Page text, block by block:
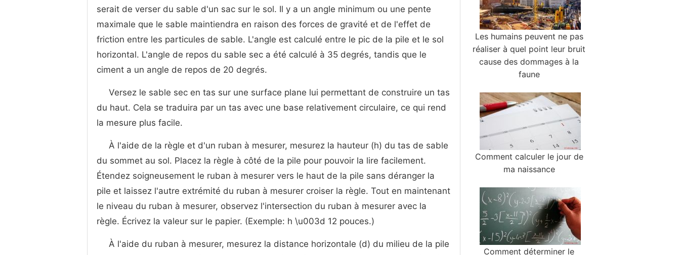
serait de verser du sable d'un sac sur le sol. Il y a un angle minimum ou une pente
maximale que le sable maintiendra en raison des forces de gravité et de l'effet de
friction entre les particules de sable. L'angle est calculé entre le pic de la pile et le sol
horizontal. L'angle de repos du sable sec a été calculé à 35 degrés, tandis que le
ciment a un angle de repos de 20 degrés.
Versez le sable sec en tas sur une surface plane lui permettant de construire un tas
du haut. Cela se traduira par un tas avec une base relativement circulaire, ce qui rend
la mesure plus facile.
À l'aide de la règle et d'un ruban à mesurer, mesurez la hauteur (h) du tas de sable
du sommet au sol. Placez la règle à côté de la pile pour pouvoir la lire facilement.
Étendez soigneusement le ruban à mesurer vers le haut de la pile sans déranger la
pile et laissez l'autre extrémité du ruban à mesurer croiser la règle. Tout en maintenant
le niveau du ruban à mesurer, observez l'intersection du ruban à mesurer avec la
règle. Écrivez la valeur sur le papier. (Exemple: h \u003d 12 pouces.)
À l'aide du ruban à mesurer, mesurez la distance horizontale (d) du milieu de la pile
Les humains peuvent ne pas
réaliser à quel point leur bruit
cause des dommages à la
faune
Comment calculer le jour de
ma naissance
Comment déterminer le